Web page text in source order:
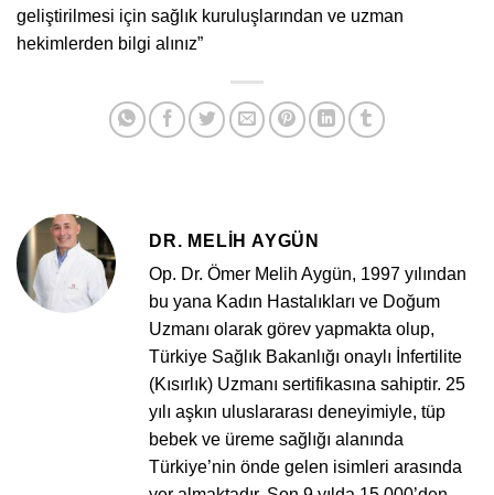
geliştirilmesi için sağlık kuruluşlarından ve uzman
hekimlerden bilgi alınız”
DR. MELIH AYGÜN
Op. Dr. Ömer Melih Aygün, 1997 yılından
bu yana Kadın Hastalıkları ve Doğum
Uzmanı olarak görev yapmakta olup,
Türkiye Sağlık Bakanlığı onaylı İnfertilite
(Kısırlık) Uzmanı sertifikasına sahiptir. 25
yılı aşkın uluslararası deneyimiyle, tüp
bebek ve üreme sağlığı alanında
Türkiye’nin önde gelen isimleri arasında